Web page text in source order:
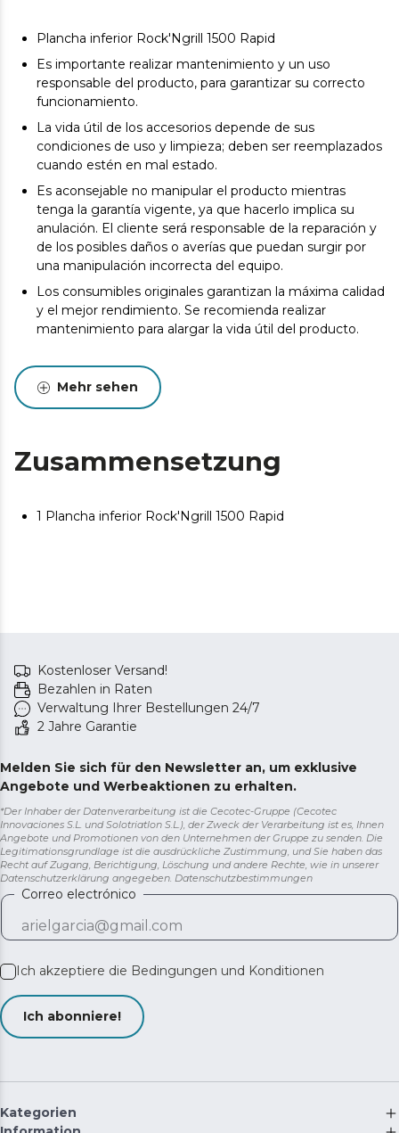
Plancha inferior Rock'Ngrill 1500 Rapid
Es importante realizar mantenimiento y un uso
responsable del producto, para garantizar su correcto
funcionamiento.
La vida útil de los accesorios depende de sus
condiciones de uso y limpieza; deben ser reemplazados
cuando estén en mal estado.
Es aconsejable no manipular el producto mientras
tenga la garantía vigente, ya que hacerlo implica su
anulación. El cliente será responsable de la reparación y
de los posibles daños o averías que puedan surgir por
una manipulación incorrecta del equipo.
Los consumibles originales garantizan la máxima calidad
y el mejor rendimiento. Se recomienda realizar
mantenimiento para alargar la vida útil del producto.
Mehr sehen
Zusammensetzung
1 Plancha inferior Rock'Ngrill 1500 Rapid
Kostenloser Versand!
Bezahlen in Raten
Verwaltung Ihrer Bestellungen 24/7
2 Jahre Garantie
Melden Sie sich für den Newsletter an, um exklusive
Angebote und Werbeaktionen zu erhalten.
*Der Inhaber der Datenverarbeitung ist die Cecotec-Gruppe (Cecotec
Innovaciones S.L. und Solotriatlon S.L.), der Zweck der Verarbeitung ist es, Ihnen
Angebote und Promotionen von den Unternehmen der Gruppe zu senden. Die
Legitimationsgrundlage ist die ausdrückliche Zustimmung, und Sie haben das
Recht auf Zugang, Berichtigung, Löschung und andere Rechte, wie in unserer
Datenschutzerklärung angegeben. Datenschutzbestimmungen
Correo electrónico
Ich akzeptiere die Bedingungen und Konditionen
Ich abonniere!
Kategorien